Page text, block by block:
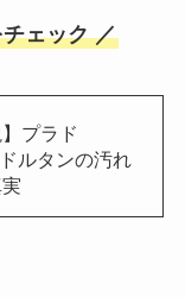
ェック ／
プラド
ルタンの汚れ